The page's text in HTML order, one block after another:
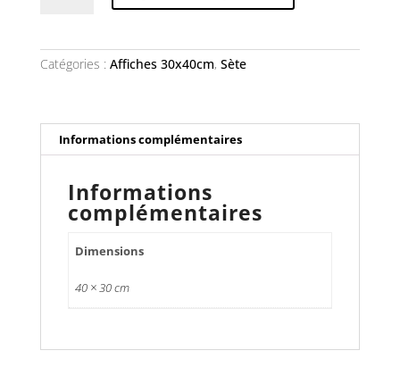
barques
Catégories : Affiches 30x40cm, Sète
Informations complémentaires
Informations
complémentaires
Dimensions
40 × 30 cm